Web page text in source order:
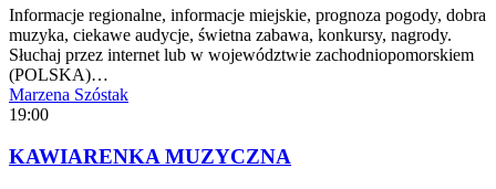
Informacje regionalne, informacje miejskie, prognoza pogody, dobra
muzyka, ciekawe audycje, świetna zabawa, konkursy, nagrody.
Słuchaj przez internet lub w województwie zachodniopomorskiem
(POLSKA)…
Marzena Szóstak
19:00
KAWIARENKA MUZYCZNA